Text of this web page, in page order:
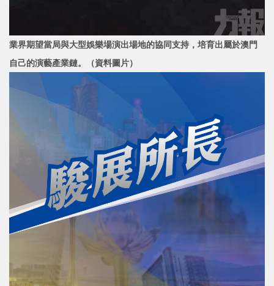
業界期望當局與大型娛樂場演出場地的協同支持，培育出屬於澳門
自己的演藝產業鏈。
（資料圖片）